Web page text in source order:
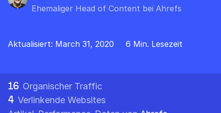
Ehemaliger Head of Content bei Ahrefs
Aktualisiert: March 31, 2020 6 Min. Lesezeit
16 Organischer Traffic
4 Verlinkende Websites